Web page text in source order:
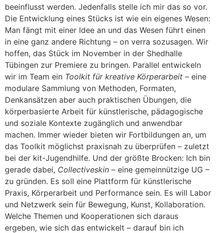
beeinflusst werden. Jedenfalls stelle ich mir das so vor.
Die Entwicklung eines Stücks ist wie ein eigenes Wesen:
Man fängt mit einer Idee an und das Wesen führt einen
in eine ganz andere Richtung – on verra sozusagen. Wir
hoffen, das Stück im November in der Shedhalle
Tübingen zur Premiere zu bringen. Parallel entwickeln
wir im Team ein Toolkit für kreative Körperarbeit – eine
modulare Sammlung von Methoden, Formaten,
Denkansätzen aber auch praktischen Übungen, die
körperbasierte Arbeit für künstlerische, pädagogische
und soziale Kontexte zugänglich und anwendbar
machen. Immer wieder bieten wir Fortbildungen an, um
das Toolkit möglichst praxisnah zu überprüfen – zuletzt
bei der kit-Jugendhilfe. Und der größte Brocken: Ich bin
gerade dabei, Collectiveskin – eine gemeinnützige UG –
zu gründen. Es soll eine Plattform für künstlerische
Praxis, Körperarbeit und Performance sein. Es will Labor
und Netzwerk sein für Bewegung, Kunst, Kollaboration.
Welche Themen und Kooperationen sich daraus
ergeben, wie sich das entwickelt – darauf bin ich